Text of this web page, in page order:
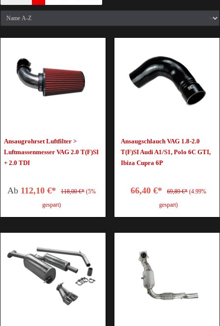
Ansaugrohrset Luftfilter >
Luftmassenmesser VAG 2.0 T(F)SI
+ 2.0 TDI
Ab 112,10 €* 118,00 €* (5%
gespart)
Ansaugschlauch VAG 1.8-2.0
T(F)SI Audi A1/S1, Polo 6C GTI,
Ibiza Cupra 6P
66,40 €* 69,89 €* (4.99%
gespart)